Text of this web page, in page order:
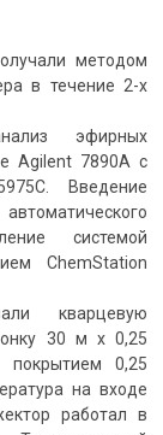
методом
в течение 2-х
эфирных
Agilent 7890A с
Введение
системой
ChemStation
кварцевую
30 м х 0,25
0,25
на входе
работал в